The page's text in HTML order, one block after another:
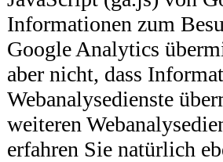
Informationen zum
Google Analytics
aber nicht, dass
Webanalysedienste
weiteren
erfahren Sie natürlich